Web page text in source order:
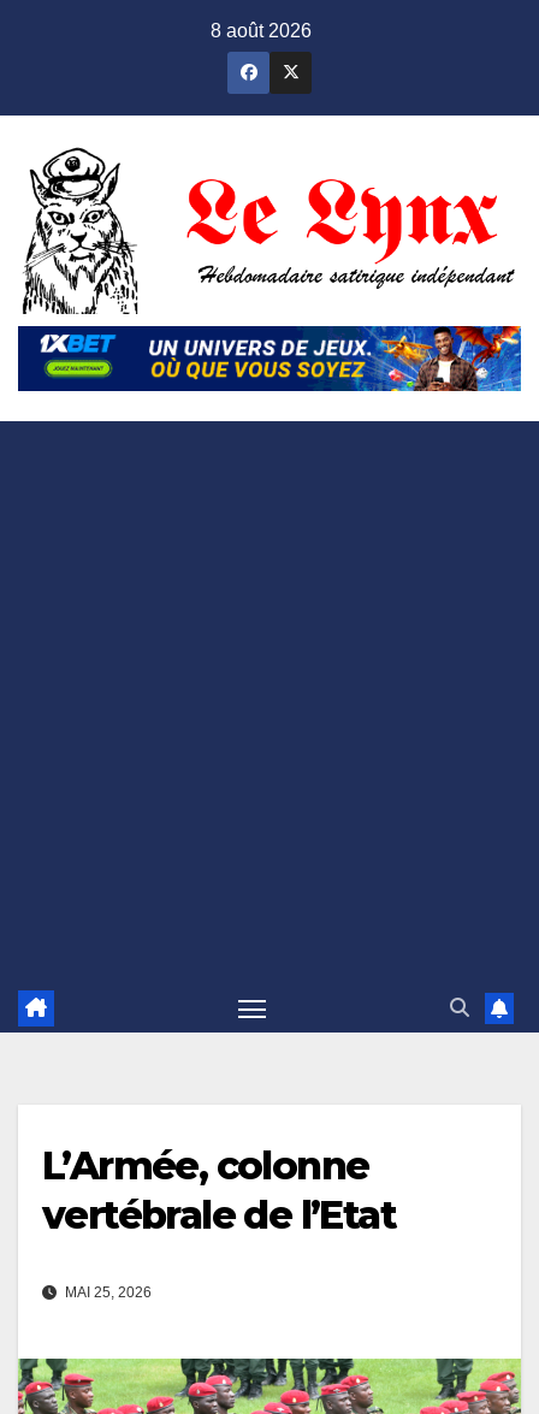
8 août 2026
L’Armée, colonne
vertébrale de l’Etat
MAI 25, 2026